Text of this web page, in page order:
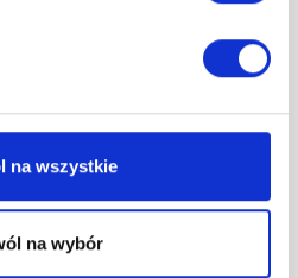
na wszystkie
na wybór
marża, niskie
ceny
z
ne, często